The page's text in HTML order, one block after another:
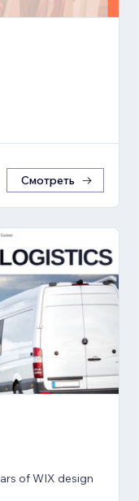
Смотреть
of WIX design